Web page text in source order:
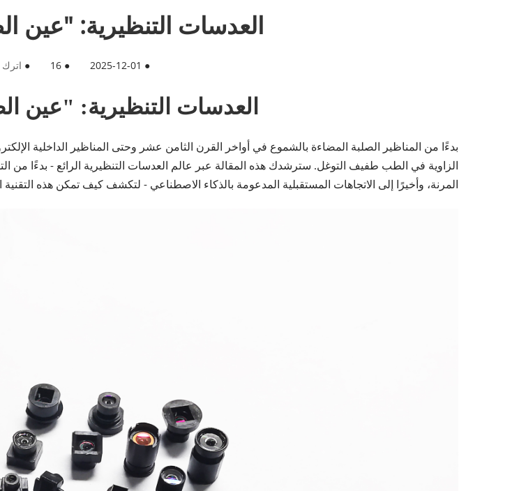
العدسات التنظيرية: "عين
●
2025-12-01
●
16
●
العدسات التنظيرية: "عين
الزاوية في الطب طفيف التوغل. سترشدك هذه المقالة عبر عالم العدسات التنظيرية الرائع - بدءًا من
المرنة، وأخيرًا إلى الاتجاهات المستقبلية المدعومة بالذكاء الاصطناعي - لتكشف كيف تمكن هذه